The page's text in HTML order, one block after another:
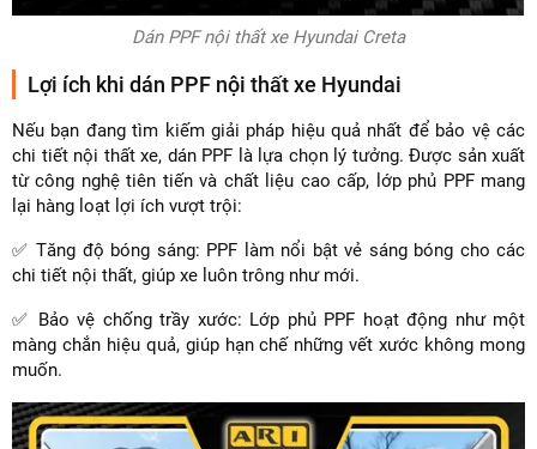
Dán PPF nội thất xe Hyundai Creta
Lợi ích khi dán PPF nội thất xe Hyundai
Nếu bạn đang tìm kiếm giải pháp hiệu quả nhất để bảo vệ các
chi tiết nội thất xe, dán PPF là lựa chọn lý tưởng. Được sản xuất
từ công nghệ tiên tiến và chất liệu cao cấp, lớp phủ PPF mang
lại hàng loạt lợi ích vượt trội:
✅ Tăng độ bóng sáng: PPF làm nổi bật vẻ sáng bóng cho các
chi tiết nội thất, giúp xe luôn trông như mới.
✅ Bảo vệ chống trầy xước: Lớp phủ PPF hoạt động như một
màng chắn hiệu quả, giúp hạn chế những vết xước không mong
muốn.